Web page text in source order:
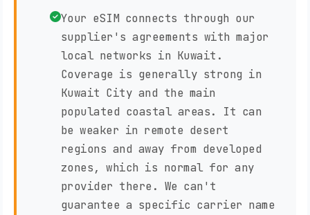
Your eSIM connects through our
supplier's agreements with major
local networks in Kuwait.
Coverage is generally strong in
Kuwait City and the main
populated coastal areas. It can
be weaker in remote desert
regions and away from developed
zones, which is normal for any
provider there. We can't
guarantee a specific carrier name